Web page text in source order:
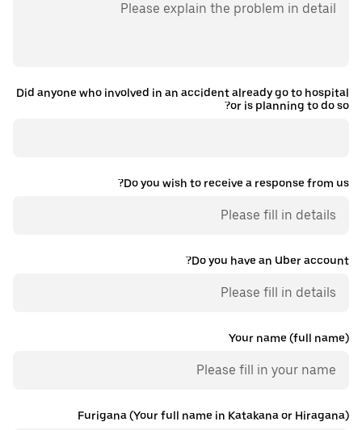
Did anyone who involved in an accident already go to hospital
or is planning to do so?
Do you wish to receive a response from us?
Do you have an Uber account?
Your name (full name)
Furigana (Your full name in Katakana or Hiragana)